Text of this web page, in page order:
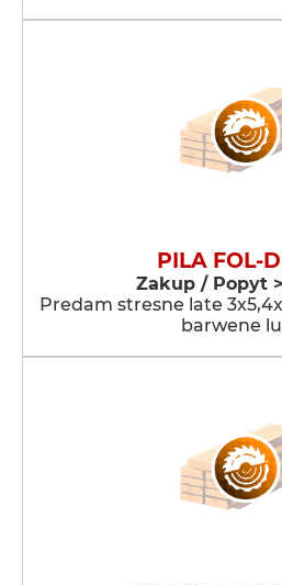
PILA FOL-
Zakup / Popyt
Predam stresne late
barwene